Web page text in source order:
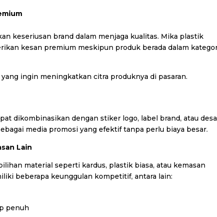
keseriusan brand dalam menjaga kualitas. Mika plastik
kesan premium meskipun produk berada dalam
ingin meningkatkan citra produknya di pasaran.
dikombinasikan dengan stiker logo, label brand, atau
media promosi yang efektif tanpa perlu biaya besar.
Lain
material seperti kardus, plastik biasa, atau kemasan
beberapa keunggulan kompetitif, antara lain:
penuh